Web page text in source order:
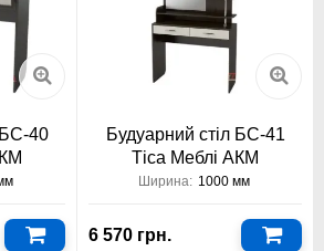
БС-40
Будуарний стіл БС-41
Тіса Меблі АКМ
Ширина: 1000 мм
6 570 грн.